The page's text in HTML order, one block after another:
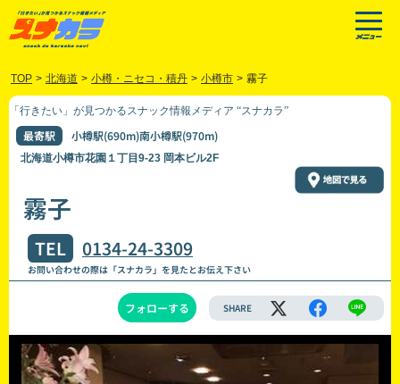
TOP > 北海道 > 小樽・ニセコ・積丹 > 小樽市 > 霧子
「行きたい」が見つかるスナック情報メディア “スナカラ”
最寄駅 小樽駅(690m)南小樽駅(970m)
北海道小樽市花園１丁目9-23 岡本ビル2F
霧子
TEL 0134-24-3309
お問い合わせの際は「スナカラ」を見たとお伝え下さい
フォローする SHARE